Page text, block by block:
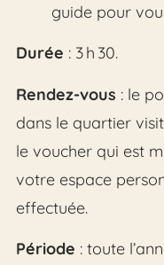
guide pour
Durée : 3 h 30.
Rendez-vous : le
dans le quartier
le voucher qui est
votre espace
effectuée.
Période : toute